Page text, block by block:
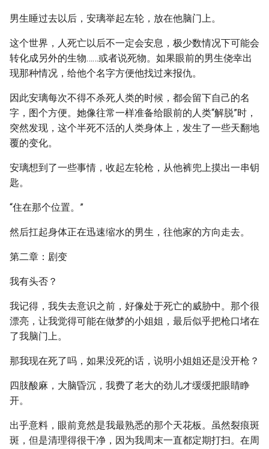
男生睡过去以后，安璃举起左轮，放在他脑门上。
这个世界，人死亡以后不一定会安息，极少数情况下可能会
转化成另外的生物……或者说死物。如果眼前的男生侥幸出
现那种情况，给他个名字方便他找过来报仇。
因此安璃每次不得不杀死人类的时候，都会留下自己的名
字，图个方便。她像往常一样准备给眼前的人类“解脱”时，
突然发现，这个半死不活的人类身体上，发生了一些天翻地
覆的变化。
安璃想到了一些事情，收起左轮枪，从他裤兜上摸出一串钥
匙。
“住在那个位置。”
然后扛起身体正在迅速缩水的男生，往他家的方向走去。
第二章：剧变
我有头否？
我记得，我失去意识之前，好像处于死亡的威胁中。那个很
漂亮，让我觉得可能在做梦的小姐姐，最后似乎把枪口堵在
了我脑门上。
那我现在死了吗，如果没死的话，说明小姐姐还是没开枪？
四肢酸麻，大脑昏沉，我费了老大的劲儿才缓缓把眼睛睁
开。
出乎意料，眼前竟然是我最熟悉的那个天花板。虽然裂痕斑
斑，但是清理得很干净，因为我周末一直都定期打扫。在周